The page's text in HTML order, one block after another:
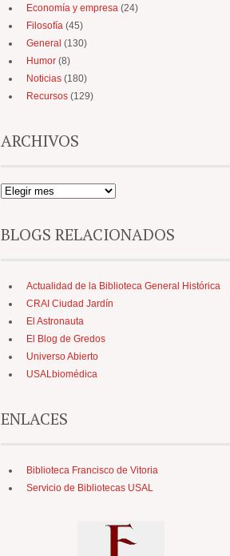
Economía y empresa (24)
Filosofía (45)
General (130)
Humor (8)
Noticias (180)
Recursos (129)
ARCHIVOS
BLOGS RELACIONADOS
Actualidad de la Biblioteca General Histórica
CRAI Ciudad Jardín
El Astronauta
El Blog de Gredos
Universo Abierto
USALbiomédica
ENLACES
Biblioteca Francisco de Vitoria
Servicio de Bibliotecas USAL